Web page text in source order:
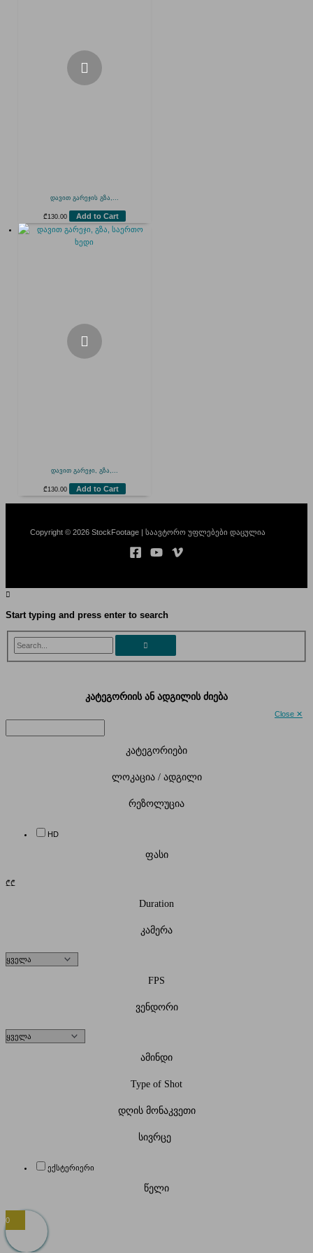
დავით გარეჯის გზა,...
₾ 130.00 Add to Cart
დავით გარეჯი, გზა,...
₾ 130.00 Add to Cart
Copyright © 2026 StockFootage | საავტორო უფლებები დაცულია
Start typing and press enter to search
Search...
Close ✕
კატეგორიის ან ადგილის ძიება
კატეგორიები
ლოკაცია / ადგილი
რეზოლუცია
HD
ფასი
₾₾
Duration
კამერა
FPS
ვენდორი
ამინდი
Type of Shot
დღის მონაკვეთი
სივრცე
ექსტერიერი
წელი
0